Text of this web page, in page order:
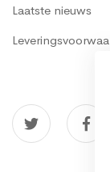
Laatste nieuws